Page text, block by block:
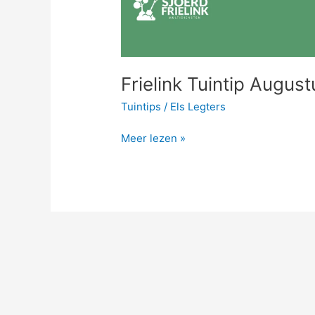
Frielink Tuintip
Tuintips / Els Legters
Meer lezen »